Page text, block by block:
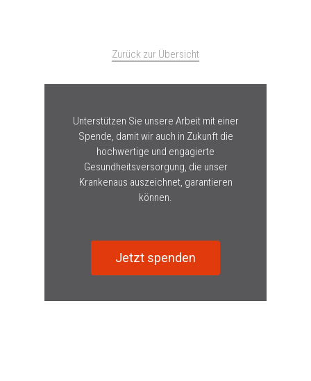
Zurück zur Übersicht
Unterstützen Sie unsere Arbeit mit einer
Spende, damit wir auch in Zukunft die
hochwertige und engagierte
Gesundheitsversorgung, die unser
Krankenaus auszeichnet, garantieren
können.
Jetzt spenden